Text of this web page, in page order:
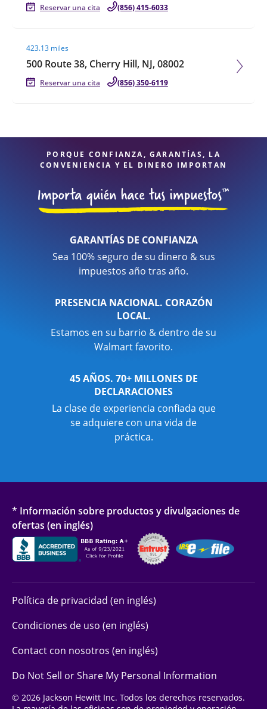
Reservar una cita
(856) 415-6033
423.13 miles
500 Route 38, Cherry Hill, NJ, 08002
Reservar una cita (856) 350-6119
PORQUE CONFIANZA, GARANTÍAS, LA
CONVENIENCIA Y EL DINERO IMPORTAN
GARANTÍAS DE CONFIANZA
Sea 100% seguro de su dinero & sus
impuestos año tras año.
PRESENCIA NACIONAL. CORAZÓN
LOCAL.
Estamos en su barrio & dentro de su
Walmart favorito.
45 AÑOS. 70+ MILLONES DE
DECLARACIONES
La clase de experiencia confiada que
se adquiere con una vida de
práctica.
* Información sobre productos y divulgaciones de
ofertas (en inglés)
Política de privacidad (en inglés)
Condiciones de uso (en inglés)
Contact con nosotros (en inglés)
Do Not Sell or Share My Personal Information
© 2026 Jackson Hewitt Inc. Todos los derechos reservados.